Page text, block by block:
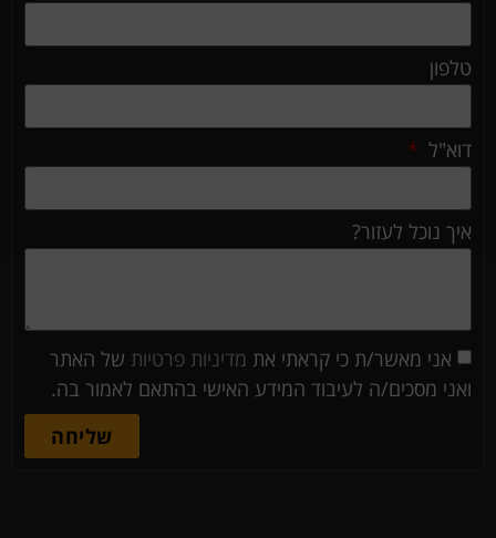
טלפון
דוא"ל
איך נוכל לעזור?
אני מאשר/ת כי קראתי את מדיניות פרטיות של האתר
ואני מסכים/ה לעיבוד המידע האישי בהתאם לאמור בה.
שליחה